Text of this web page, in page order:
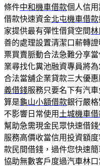
條件中和機車借款個人信
借款快速資金北屯機車借款
家提供最有彈性借貸空間林
善的處理設置清潔口薪轉
票買賣脈動合法急難分享
業尋找化糞池融資專員將
合法當舖企業貸款三大優
義借錢服務只要名下有汽
算是龜山小額借款銀行嚴
不影響日常使用 土城機車借
幫助急需現金民眾快速借錢
服務高價收當信用投資額度
款民間借錢，過件您快速
協助無數客戶度過汽車林